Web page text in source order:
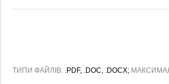
ТИПИ ФАЙЛІВ: .PDF, .DOC, .DOCX;